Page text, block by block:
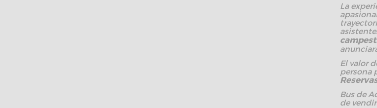
La
El valor
persona
Bus de
de